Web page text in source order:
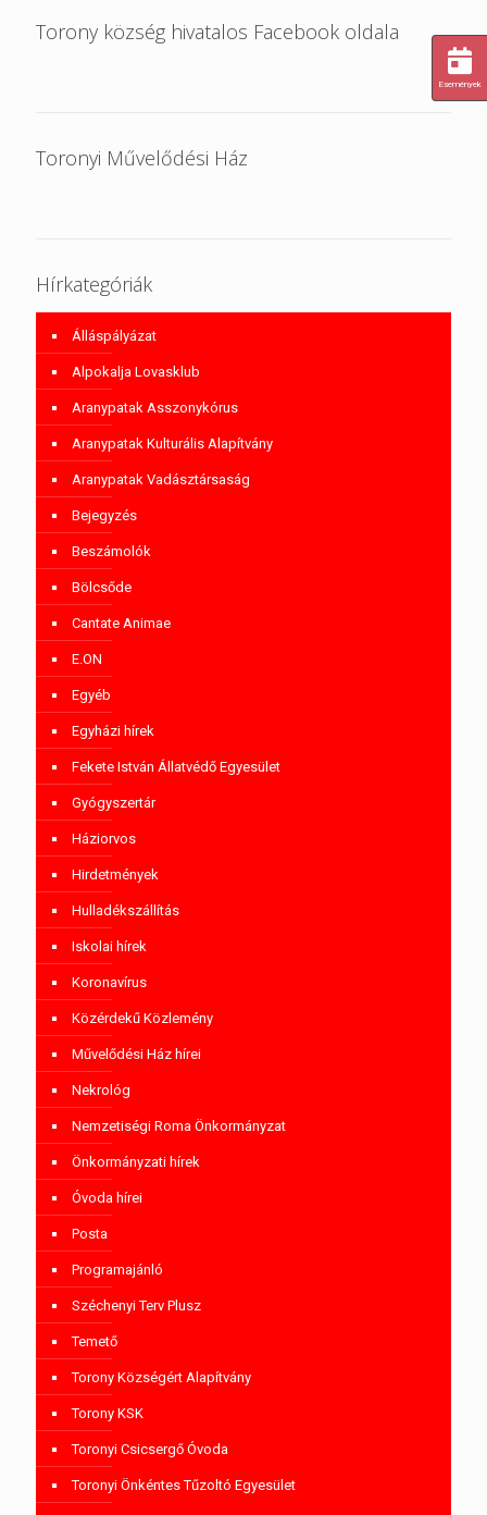
Torony község hivatalos Facebook oldala
Toronyi Művelődési Ház
Hírkategóriák
Álláspályázat
Alpokalja Lovasklub
Aranypatak Asszonykórus
Aranypatak Kulturális Alapítvány
Aranypatak Vadásztársaság
Bejegyzés
Beszámolók
Bölcsőde
Cantate Animae
E.ON
Egyéb
Egyházi hírek
Fekete István Állatvédő Egyesület
Gyógyszertár
Háziorvos
Hirdetmények
Hulladékszállítás
Iskolai hírek
Koronavírus
Közérdekű Közlemény
Művelődési Ház hírei
Nekrológ
Nemzetiségi Roma Önkormányzat
Önkormányzati hírek
Óvoda hírei
Posta
Programajánló
Széchenyi Terv Plusz
Temető
Torony Községért Alapítvány
Torony KSK
Toronyi Csicsergő Óvoda
Toronyi Önkéntes Tűzoltó Egyesület
Események